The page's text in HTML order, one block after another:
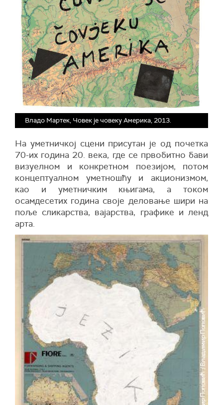
Владо Мартек, Човек је човеку Америка, 2013.
На уметничкој сцени присутан је од почетка
70-их година 20. века, где се првобитно бави
визуелном и конкретном поезијом, потом
концептуалном уметношћу и акционизмом,
као и уметничким књигама, а током
осамдесетих година своје деловање шири на
поље сликарства, вајарства, графике и ленд
арта.